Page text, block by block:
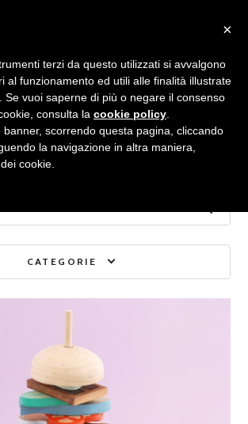
mensile:
2015
CATEGORIE
×
terzi da questo utilizzati si avvalgono
al funzionamento ed utili alle finalità illustrate
Se vuoi saperne di più o negare il consenso
consulta la cookie policy
scorrendo questa pagina, cliccando
la navigazione in altra maniera,
cookie.